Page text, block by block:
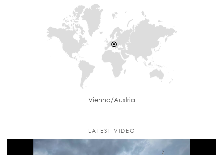
Vienna/Austria
LATEST VIDEO